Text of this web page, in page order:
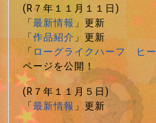
(R７年１１月１１日)
「最新情報」更新
「作品紹介」更新
「ローグライクハーフ ヒ
ページを公開！
(R７年１１月５日)
「最新情報」更新